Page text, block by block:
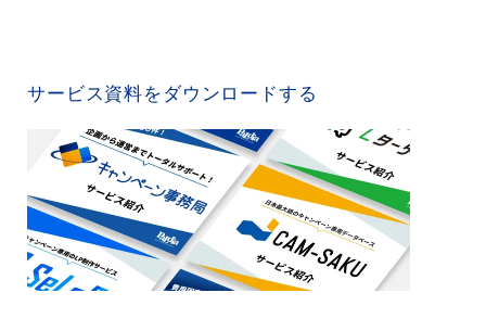
サービス資料をダウンロードする